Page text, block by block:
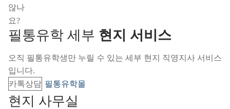
않나
요?
필통유학 세부 현지 서비스
오직 필통유학생만 누릴 수 있는 세부 현지 직영지사 서비스
입니다.
카톡상담 필통유학몰
현지 사무실